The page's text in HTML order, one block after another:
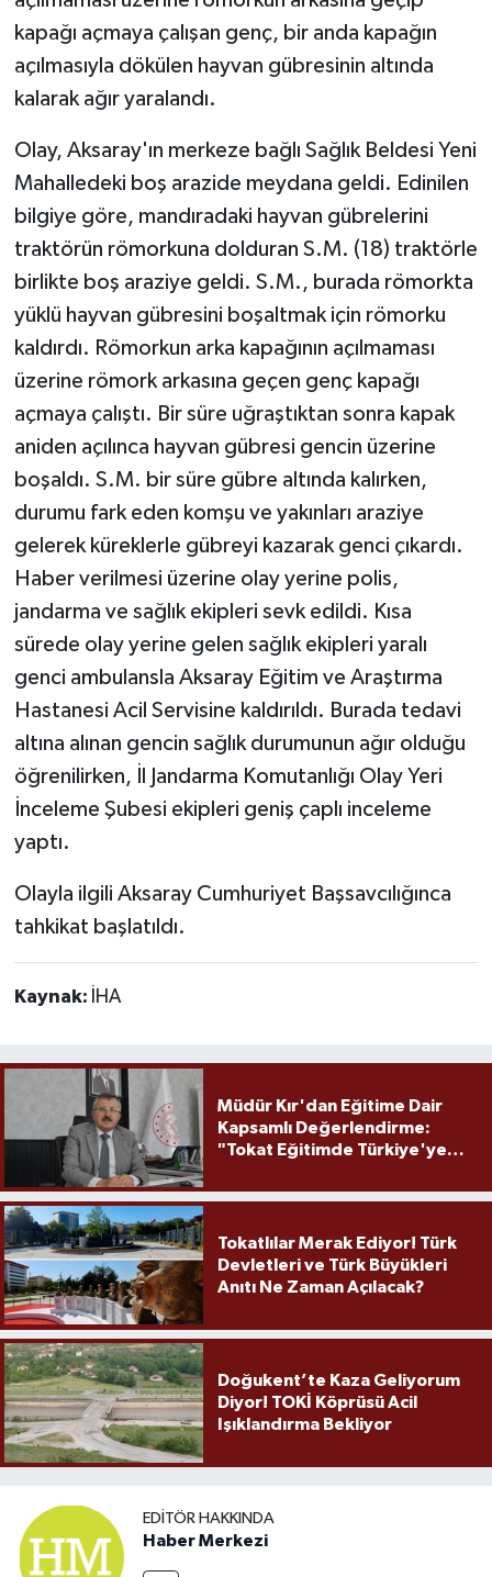
kapağı açmaya çalışan genç, bir anda kapağın
açılmasıyla dökülen hayvan gübresinin altında
kalarak ağır yaralandı.
Olay, Aksaray'ın merkeze bağlı Sağlık Beldesi Yeni
Mahalledeki boş arazide meydana geldi. Edinilen
bilgiye göre, mandıradaki hayvan gübrelerini
traktörün römorkuna dolduran S.M. (18) traktörle
birlikte boş araziye geldi. S.M., burada römorkta
yüklü hayvan gübresini boşaltmak için römorku
kaldırdı. Römorkun arka kapağının açılmaması
üzerine römork arkasına geçen genç kapağı
açmaya çalıştı. Bir süre uğraştıktan sonra kapak
aniden açılınca hayvan gübresi gencin üzerine
boşaldı. S.M. bir süre gübre altında kalırken,
durumu fark eden komşu ve yakınları araziye
gelerek küreklerle gübreyi kazarak genci çıkardı.
Haber verilmesi üzerine olay yerine polis,
jandarma ve sağlık ekipleri sevk edildi. Kısa
sürede olay yerine gelen sağlık ekipleri yaralı
genci ambulansla Aksaray Eğitim ve Araştırma
Hastanesi Acil Servisine kaldırıldı. Burada tedavi
altına alınan gencin sağlık durumunun ağır olduğu
öğrenilirken, İl Jandarma Komutanlığı Olay Yeri
İnceleme Şubesi ekipleri geniş çaplı inceleme
yaptı.
Olayla ilgili Aksaray Cumhuriyet Başsavcılığınca
tahkikat başlatıldı.
Kaynak: İHA
Müdür Kır'dan Eğitime Dair
Kapsamlı Değerlendirme:
"Tokat Eğitimde Türkiye'ye
Tokatlılar Merak Ediyor! Türk
Devletleri ve Türk Büyükleri
Anıtı Ne Zaman Açılacak?
Doğukent’te Kaza Geliyorum
Diyor! TOKİ Köprüsü Acil
Işıklandırma Bekliyor
EDITÖR HAKKINDA
Haber Merkezi